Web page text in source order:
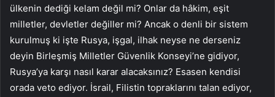
ülkenin dediği kelam değil mi? Onlar da hâkim, eşit
milletler, devletler değiller mi? Ancak o denli bir sistem
kurulmuş ki işte Rusya, işgal, ilhak neyse ne derseniz
deyin Birleşmiş Milletler Güvenlik Konseyi’ne gidiyor,
Rusya’ya karşı nasıl karar alacaksınız? Esasen kendisi
orada veto ediyor. İsrail, Filistin topraklarını talan ediyor,